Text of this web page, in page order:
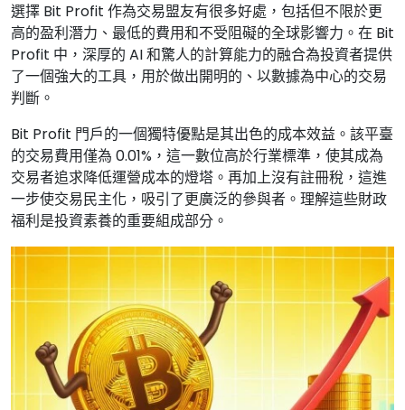
選擇 Bit Profit 作為交易盟友有很多好處，包括但不限於更
高的盈利潛力、最低的費用和不受阻礙的全球影響力。在 Bit
Profit 中，深厚的 AI 和驚人的計算能力的融合為投資者提供
了一個強大的工具，用於做出開明的、以數據為中心的交易
判斷。
Bit Profit 門戶的一個獨特優點是其出色的成本效益。該平臺
的交易費用僅為 0.01%，這一數位高於行業標準，使其成為
交易者追求降低運營成本的燈塔。再加上沒有註冊稅，這進
一步使交易民主化，吸引了更廣泛的參與者。理解這些財政
福利是投資素養的重要組成部分。